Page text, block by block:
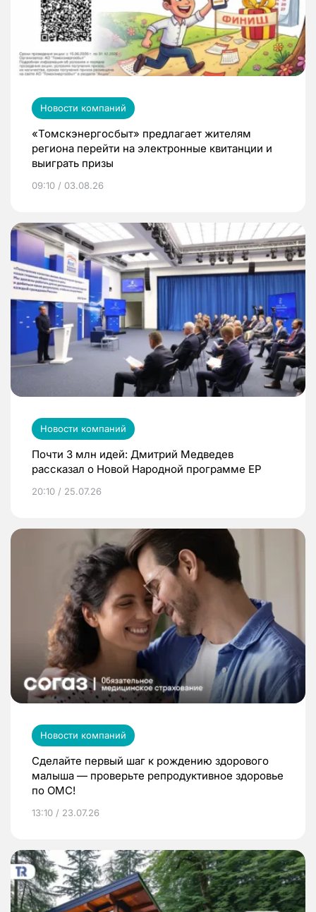
Новости компаний
«Томскэнергосбыт» предлагает жителям
региона перейти на электронные квитанции и
выиграть призы
09:10 / 03.08.26
Новости компаний
Почти 3 млн идей: Дмитрий Медведев
рассказал о Новой Народной программе ЕР
20:10 / 25.07.26
Новости компаний
Сделайте первый шаг к рождению здорового
малыша — проверьте репродуктивное здоровье
по ОМС!
13:10 / 23.07.26